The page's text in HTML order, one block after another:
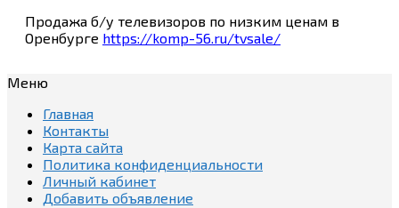
Продажа б/у телевизоров по низким ценам в
Оренбурге https://komp-56.ru/tvsale/
Меню
Главная
Контакты
Карта сайта
Политика конфиденциальности
Личный кабинет
Добавить объявление